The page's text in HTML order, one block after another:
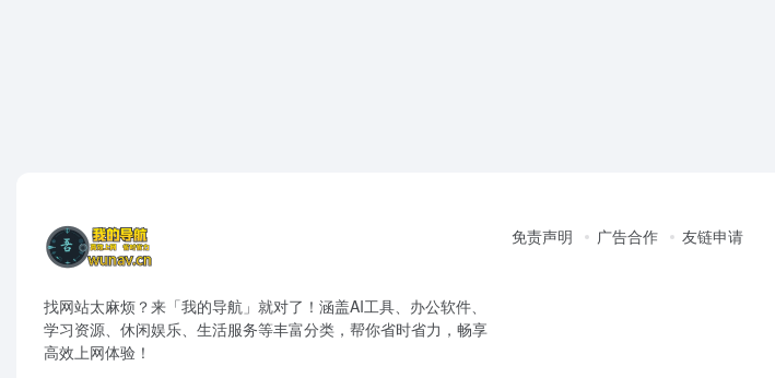
找网站太麻烦？来「我的导航」就对了！涵盖AI工具、办公软件、
学习资源、休闲娱乐、生活服务等丰富分类，帮你省时省力，畅享
高效上网体验！
免责声明 广告合作 友链申请